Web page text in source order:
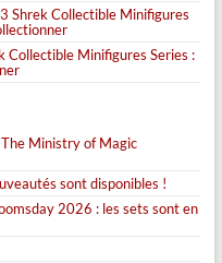
Shrek Collectible Minifigures
Collectible Minifigures Series :
Ministry of Magic
sont disponibles !
2026 : les sets sont en